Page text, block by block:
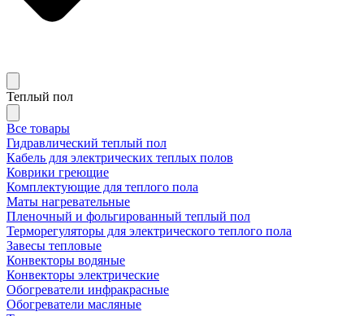
Теплый пол
Все товары
Гидравлический теплый пол
Кабель для электрических теплых полов
Коврики греющие
Комплектующие для теплого пола
Маты нагревательные
Пленочный и фольгированный теплый пол
Терморегуляторы для электрического теплого пола
Завесы тепловые
Конвекторы водяные
Конвекторы электрические
Обогреватели инфракрасные
Обогреватели масляные